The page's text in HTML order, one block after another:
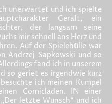
unerwartet und ich spielte
Geralt, ein
der langsam seine
mir schnell ans Herz und
Auf der Spielehülle war
Andrzej Sapkowski und so
fand ich in unserem
so geriet es irgendwie kurz
ich meinen Kumpel
Comicladen. IN einer
letzte Wunsch“ und ich